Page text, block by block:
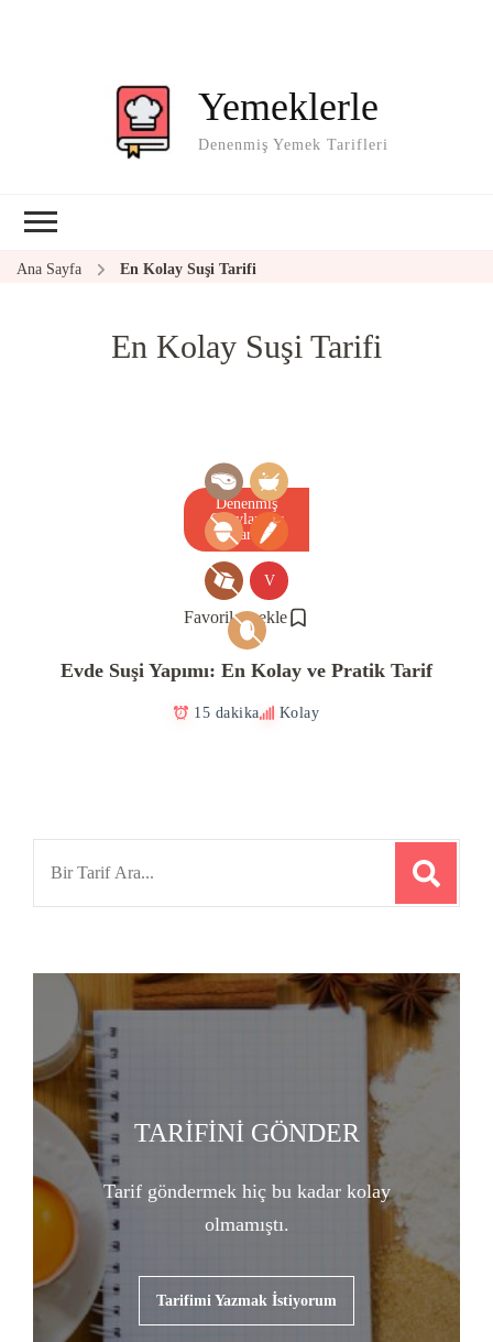
Yemeklerle
Denenmiş Yemek Tarifleri
Ana Sayfa En Kolay Suşi Tarifi
En Kolay Suşi Tarifi
Favorilere ekle
Denenmiş
Onaylanmış
Tarif
V
Evde Suşi Yapımı: En Kolay ve Pratik Tarif
15 dakika Kolay
TARİFİNİ GÖNDER
Tarif göndermek hiç bu kadar kolay
olmamıştı.
Tarifimi Yazmak İstiyorum